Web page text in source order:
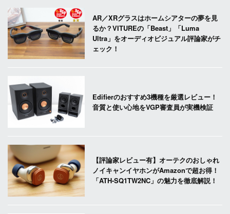
AR／XRグラスはホームシアターの夢を見
るか？VITUREの「Beast」「Luma
Ultra」をオーディオビジュアル評論家がチ
ェック！
Edifierのおすすめ3機種を厳選レビュー！
音質と使い心地をVGP審査員が実機検証
【評論家レビュー有】オーテクのおしゃれ
ノイキャンイヤホンがAmazonで超お得！
「ATH-SQ1TW2NC」の魅力を徹底解説！